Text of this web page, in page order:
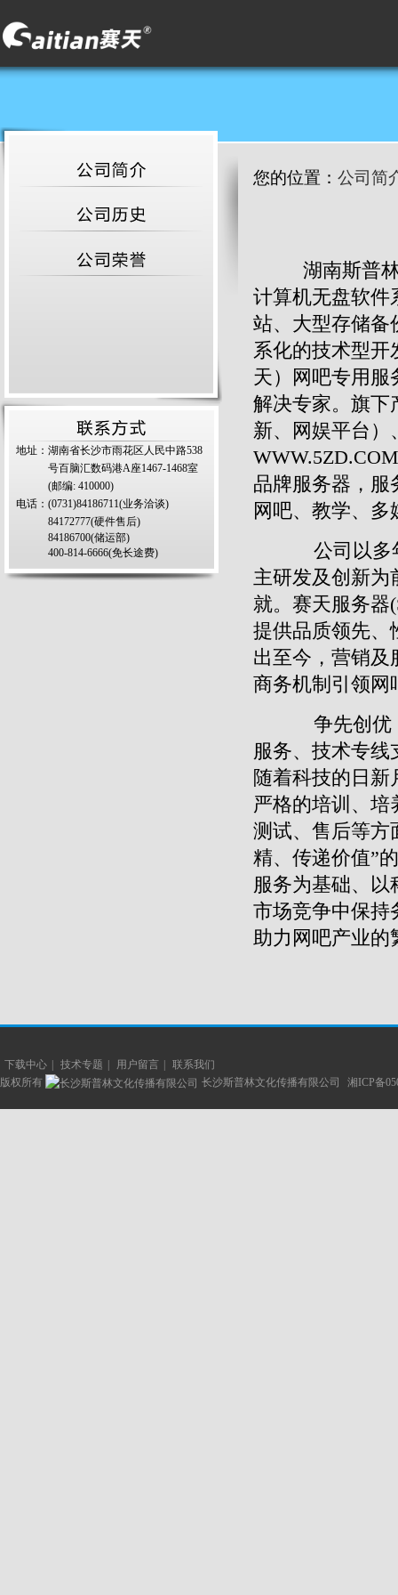
地址：湖南省长沙市雨花区人民中路538
号百脑汇数码港A座1467-1468室
(邮编: 410000)
电话：(0731)84186711(业务洽谈)
84172777(硬件售后)
84186700(储运部)
400-814-6666(免长途费)
您的位置： 公司简
湖南斯普
计算机无盘软件
站、大型存储备
系化的技术型开
天）网吧专用服
解决专家。 旗下
新、网娱平台）
品牌服务器，服
网吧、教学、多
公司以多
主研发及创新为
就。 赛天服务器
提供品质领先、
出至今，营销及
商务机制引领网
争先创优
服务、技术专
随着科技的日
严格的培训、
测试、售后等方
精、传递价值”
服务为基础、以
市场竞争中保持
助力网吧产业的
下载中心 技术专题 用户留言
联系我们
版权所有
长沙斯普林文化传播有限公司 湘ICP备